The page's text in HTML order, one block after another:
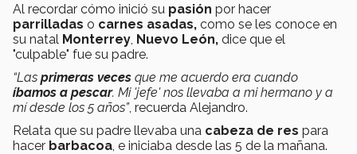
Al recordar cómo inició su pasión por hacer
parrilladas o carnes asadas, como se les conoce en
su natal Monterrey Nuevo León, dice que el
"culpable" fue su padre.
“Las primeras veces que me acuerdo era cuando
íbamos a pescar. Mi 'jefe' nos llevaba a mi hermano y a
mí desde los 5 años”, recuerda Alejandro.
Relata que su padre llevaba una cabeza de res para
hacer barbacoa , e iniciaba desde las 5 de la mañana.